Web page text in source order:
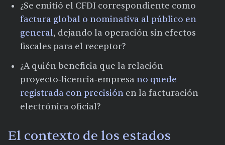
¿Se emitió el CFDI correspondiente como
factura global o nominativa al público en
general, dejando la operación sin efectos
fiscales para el receptor?
¿A quién beneficia que la relación
proyecto‑licencia‑empresa no quede
registrada con precisión en la facturación
electrónica oficial?
El contexto de los estados